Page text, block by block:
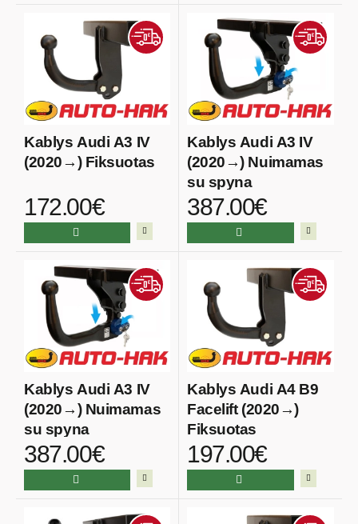
Kablys Audi A3 IV
(2020→) Fiksuotas
172.00€
Kablys Audi A3 IV
(2020→) Nuimamas
su spyna
387.00€
Kablys Audi A3 IV
(2020→) Nuimamas
su spyna
387.00€
Kablys Audi A4 B9
Facelift (2020→)
Fiksuotas
197.00€